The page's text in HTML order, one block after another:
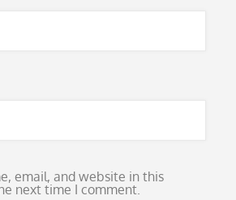
email, and website in this
next time I comment.